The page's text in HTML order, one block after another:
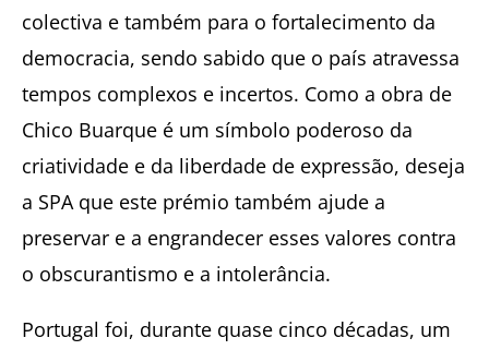
colectiva e também para o fortalecimento da
democracia, sendo sabido que o país atravessa
tempos complexos e incertos. Como a obra de
Chico Buarque é um símbolo poderoso da
criatividade e da liberdade de expressão, deseja
a SPA que este prémio também ajude a
preservar e a engrandecer esses valores contra
o obscurantismo e a intolerância.
Portugal foi, durante quase cinco décadas, um